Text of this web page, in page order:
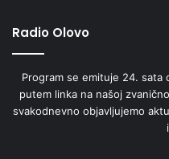
Radio Olovo
Program se emituje 24. sata
putem linka na našoj
svakodnevno objavljujemo